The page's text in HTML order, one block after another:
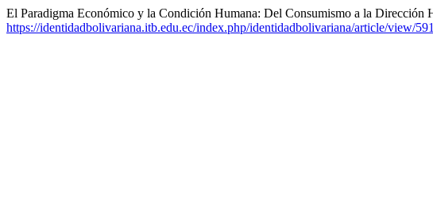
El Paradigma Económico y la Condición Humana: Del Consumismo a la Dirección
https://identidadbolivariana.itb.edu.ec/index.php/identidadbolivariana/article/view/591